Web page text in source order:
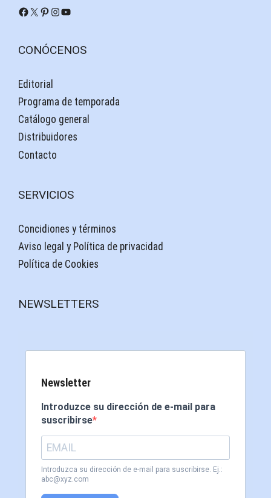
Facebook
X Pinterest
Instagram
YouTube
CONÓCENOS
Editorial
Programa de temporada
Catálogo general
Distribuidores
Contacto
SERVICIOS
Concidiones y términos
Aviso legal y Política de privacidad
Política de Cookies
NEWSLETTERS
Newsletter
Introduzce su dirección de e-mail para
suscribirse
Introduzca su dirección de e-mail para suscribirse. Ej.:
abc@xyz.com